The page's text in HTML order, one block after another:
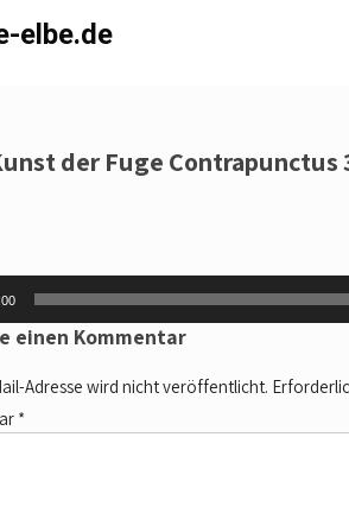
elbe.de
der Fuge Contrapunctus
einen Kommentar
Adresse wird nicht veröffentlicht.
*